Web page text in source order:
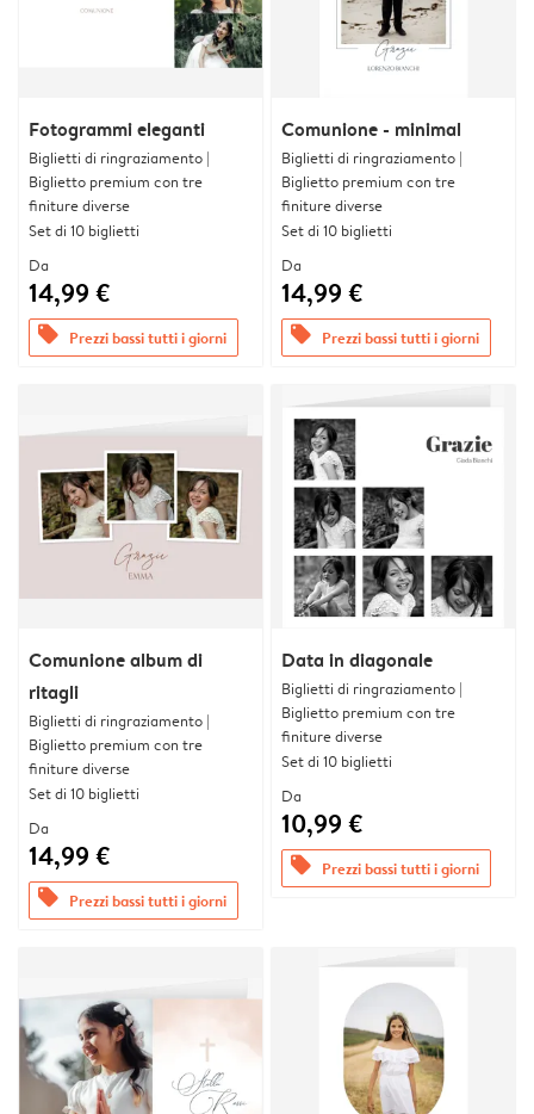
Fotogrammi eleganti
Biglietti di ringraziamento |
Biglietto premium con tre
finiture diverse
Set di 10 biglietti
Da
14,99 €
offers Prezzi bassi tutti i giorni
Comunione - minimal
Biglietti di ringraziamento |
Biglietto premium con tre
finiture diverse
Set di 10 biglietti
Da
14,99 €
offers Prezzi bassi tutti i giorni
Comunione album di
ritagli
Biglietti di ringraziamento |
Biglietto premium con tre
finiture diverse
Set di 10 biglietti
Da
14,99 €
offers Prezzi bassi tutti i giorni
Data in diagonale
Biglietti di ringraziamento |
Biglietto premium con tre
finiture diverse
Set di 10 biglietti
Da
10,99 €
offers Prezzi bassi tutti i giorni